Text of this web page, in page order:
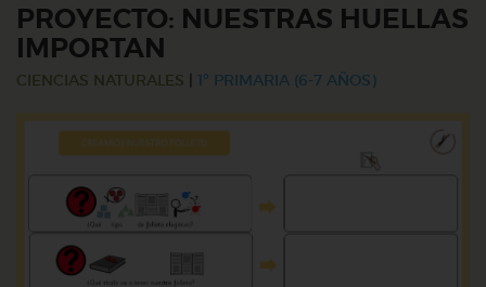
PROYECTO: NUESTRAS HUELLAS
IMPORTAN
CIENCIAS NATURALES 1º PRIMARIA (6-7 AÑOS)